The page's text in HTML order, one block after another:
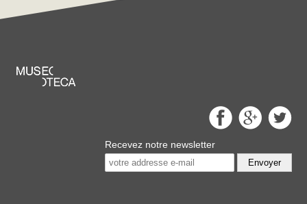
Recevez notre newsletter
Envoyer